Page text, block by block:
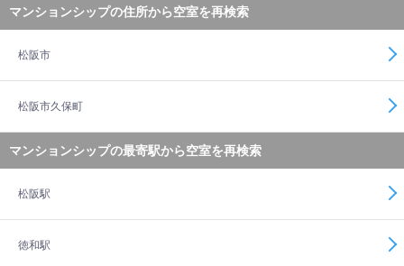
マンションシップの住所から空室を再検索
松阪市
松阪市久保町
マンションシップの最寄駅から空室を再検索
松阪駅
徳和駅